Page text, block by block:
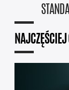
NAJCZĘŚCIEJ